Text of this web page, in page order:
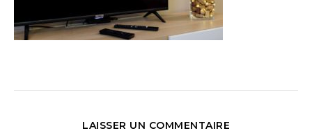
LAISSER UN COMMENTAIRE